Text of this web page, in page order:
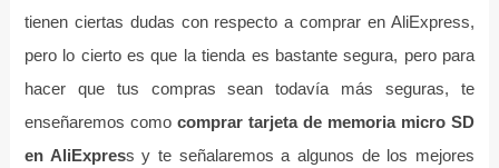
tienen ciertas dudas con respecto a comprar en AliExpress,
pero lo cierto es que la tienda es bastante segura, pero para
hacer que tus compras sean todavía más seguras, te
enseñaremos como comprar tarjeta de memoria micro SD
en AliExpress y te señalaremos a algunos de los mejores